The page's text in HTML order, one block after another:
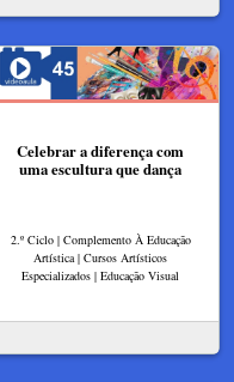
Celebrar a diferença com
uma escultura que dança
2.º Ciclo | Complemento À Educação
Artística | Cursos Artísticos
Especializados | Educação Visual